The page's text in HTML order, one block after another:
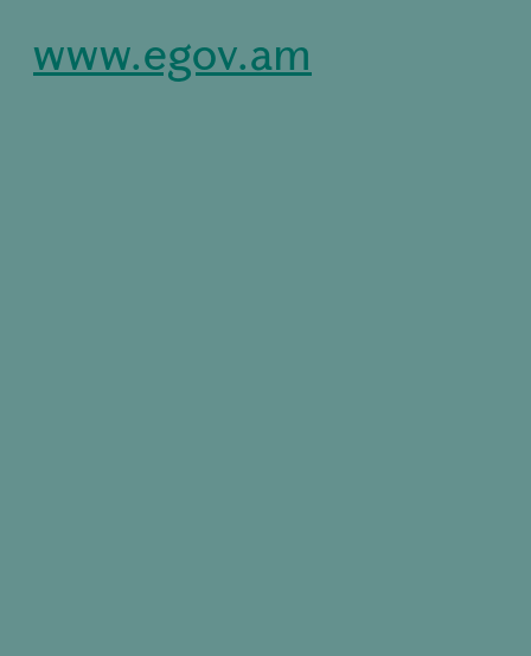
www.egov.am